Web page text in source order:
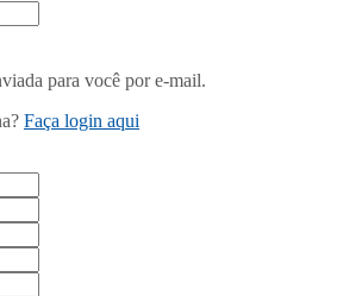
para você por e-mail.
Faça login aqui